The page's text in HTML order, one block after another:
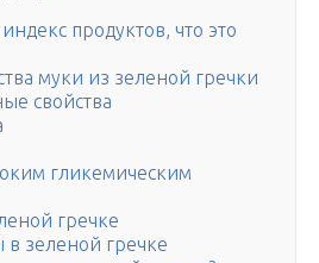
продуктов, что это
муки из зеленой гречки
свойства
гликемическим
гречке
зеленой гречке